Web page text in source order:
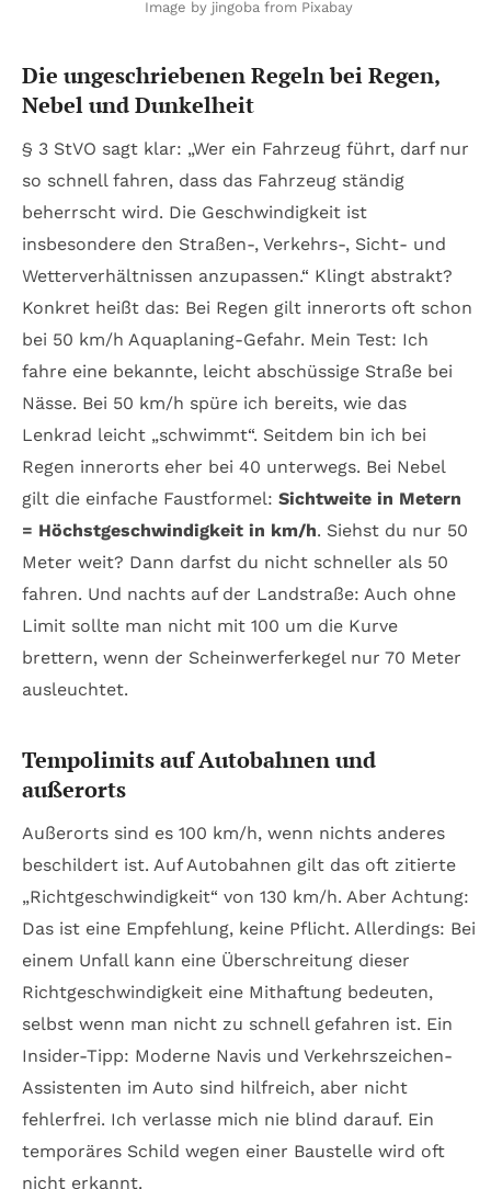
Image by jingoba from Pixabay
Die ungeschriebenen Regeln bei Regen,
Nebel und Dunkelheit
§ 3 StVO sagt klar: „Wer ein Fahrzeug führt, darf nur
so schnell fahren, dass das Fahrzeug ständig
beherrscht wird. Die Geschwindigkeit ist
insbesondere den Straßen-, Verkehrs-, Sicht- und
Wetterverhältnissen anzupassen.“ Klingt abstrakt?
Konkret heißt das: Bei Regen gilt innerorts oft schon
bei 50 km/h Aquaplaning-Gefahr. Mein Test: Ich
fahre eine bekannte, leicht abschüssige Straße bei
Nässe. Bei 50 km/h spüre ich bereits, wie das
Lenkrad leicht „schwimmt“. Seitdem bin ich bei
Regen innerorts eher bei 40 unterwegs. Bei Nebel
gilt die einfache Faustformel: Sichtweite in Metern
= Höchstgeschwindigkeit in km/h. Siehst du nur 50
Meter weit? Dann darfst du nicht schneller als 50
fahren. Und nachts auf der Landstraße: Auch ohne
Limit sollte man nicht mit 100 um die Kurve
brettern, wenn der Scheinwerferkegel nur 70 Meter
ausleuchtet.
Tempolimits auf Autobahnen und
außerorts
Außerorts sind es 100 km/h, wenn nichts anderes
beschildert ist. Auf Autobahnen gilt das oft zitierte
„Richtgeschwindigkeit“ von 130 km/h. Aber Achtung:
Das ist eine Empfehlung, keine Pflicht. Allerdings: Bei
einem Unfall kann eine Überschreitung dieser
Richtgeschwindigkeit eine Mithaftung bedeuten,
selbst wenn man nicht zu schnell gefahren ist. Ein
Insider-Tipp: Moderne Navis und Verkehrszeichen-
Assistenten im Auto sind hilfreich, aber nicht
fehlerfrei. Ich verlasse mich nie blind darauf. Ein
temporäres Schild wegen einer Baustelle wird oft
nicht erkannt.